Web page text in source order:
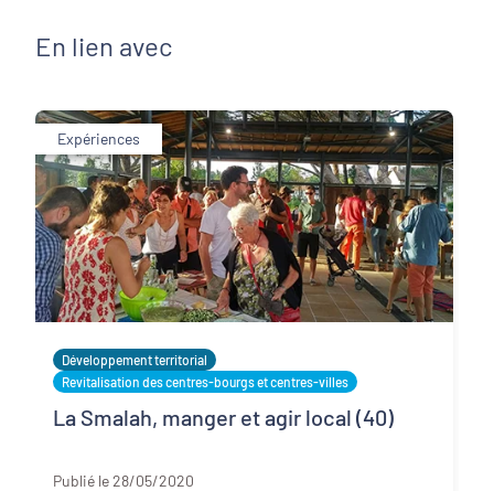
En lien avec
Expériences
Développement territorial
Revitalisation des centres-bourgs et centres-villes
La Smalah, manger et agir local (40)
Publié le 28/05/2020